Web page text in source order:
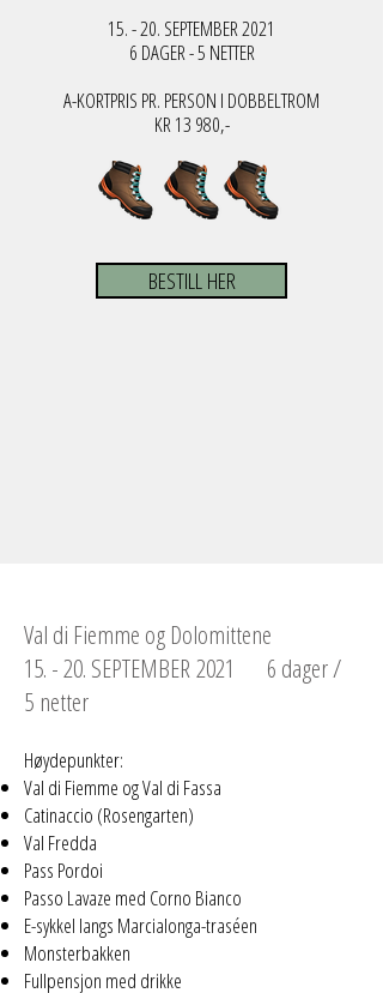
15. - 20. SEPTEMBER 2021
6 DAGER - 5 NETTER
A-KORTPRIS PR. PERSON I DOBBELTROM
KR 13 980,-
BESTILL HER
Val di Fiemme og Dolomittene
15. - 20. SEPTEMBER 2021 6 dager /
5 netter
Høydepunkter:
Val di Fiemme og Val di Fassa
Catinaccio (Rosengarten)
Val Fredda
Pass Pordoi
Passo Lavaze med Corno Bianco
E-sykkel langs Marcialonga-traséen
Monsterbakken
Fullpensjon med drikke